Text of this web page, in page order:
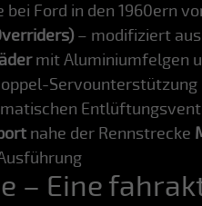
Ford in den 1960ern
– modifiziert aus
mit Aluminiumfelgen
Servounterstützung
nahe der Rennstrecke
– Eine